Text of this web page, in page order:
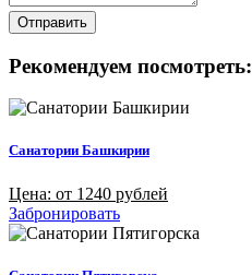
Отправить
Рекомендуем посмотреть:
Санатории Башкирии
Цена: от 1240 рублей
Забронировать